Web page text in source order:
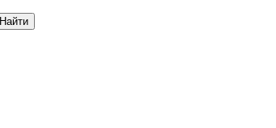
Найти